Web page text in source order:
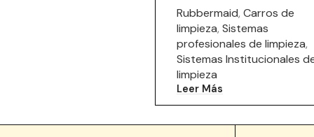
Rubbermaid, Carros de
limpieza, Sistemas
profesionales de limpieza,
Sistemas Institucionales
limpieza
Leer Más